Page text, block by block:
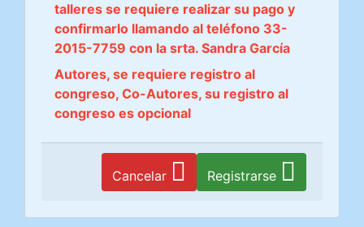
talleres se requiere realizar su pago y
confirmarlo llamando al teléfono 33-
2015-7759 con la srta. Sandra García
Autores, se requiere registro al
congreso, Co-Autores, su registro al
congreso es opcional
Registrarse
Cancelar